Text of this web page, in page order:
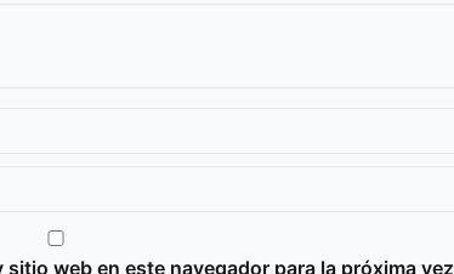
web en este navegador para la próxima vez